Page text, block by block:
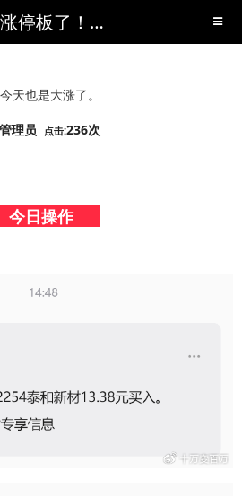
卖飞涨停板了！昨天卖出的今天也是大涨了。-股市杂谈-短线黑马,短线股票,短线炒股,实战,荐股,操盘,超级短线,令人叹为观止的短线炒股!-超级短线
天也是大涨了。
理员 点击:236次
日操作